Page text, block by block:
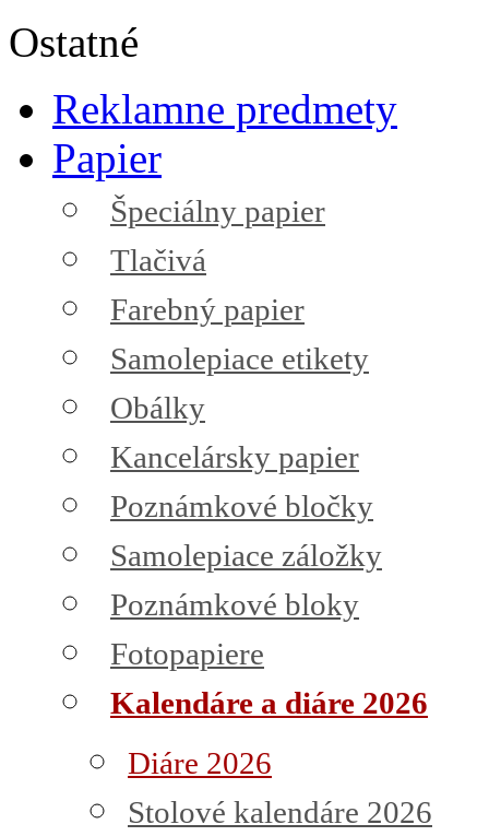
Ostatné
Reklamne predmety
Papier
Špeciálny papier
Tlačivá
Farebný papier
Samolepiace etikety
Obálky
Kancelársky papier
Poznámkové bločky
Samolepiace záložky
Poznámkové bloky
Fotopapiere
Kalendáre a diáre 2026
Diáre 2026
Stolové kalendáre 2026